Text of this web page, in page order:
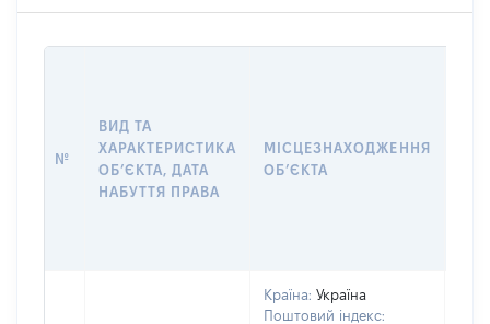
№
ВИД ТА
ХАРАКТЕРИСТИКА
ОБʼЄКТА, ДАТА
НАБУТТЯ ПРАВА
МІСЦЕЗНАХОДЖЕННЯ
ОБʼЄКТА
Країна: Україна
Поштовий індекс: